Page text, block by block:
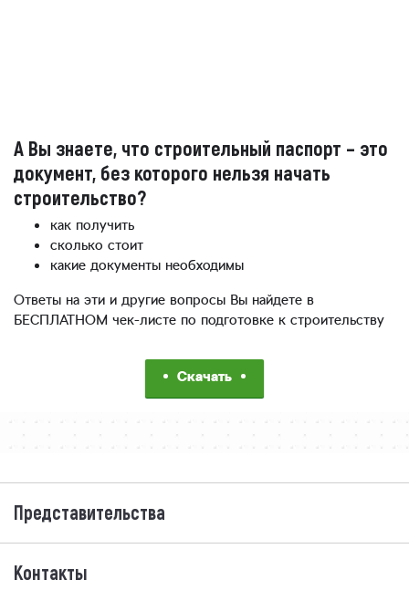
А Вы знаете, что строительный паспорт – это
документ, без которого нельзя начать
строительство?
как получить
сколько стоит
какие документы необходимы
Ответы на эти и другие вопросы Вы найдете в
БЕСПЛАТНОМ чек-листе по подготовке к строительству
Скачать
Представительства
Контакты